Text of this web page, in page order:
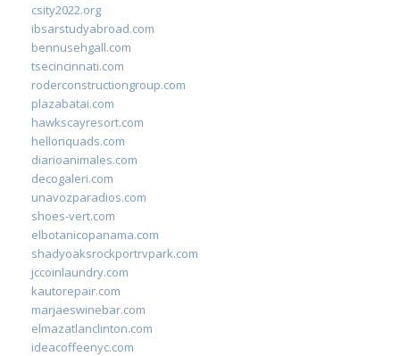
csity2022.org
ibsarstudyabroad.com
bennusehgall.com
tsecincinnati.com
roderconstructiongroup.com
plazabatai.com
hawkscayresort.com
hellonquads.com
diarioanimales.com
decogaleri.com
unavozparadios.com
shoes-vert.com
elbotanicopanama.com
shadyoaksrockportrvpark.com
jccoinlaundry.com
kautorepair.com
marjaeswinebar.com
elmazatlanclinton.com
ideacoffeenyc.com